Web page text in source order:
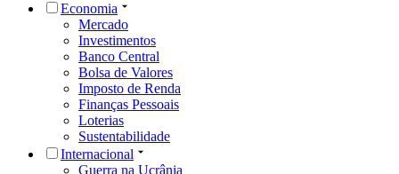
Economia
Mercado
Investimentos
Banco Central
Bolsa de Valores
Imposto de Renda
Finanças Pessoais
Loterias
Sustentabilidade
Internacional
Guerra na Ucrânia